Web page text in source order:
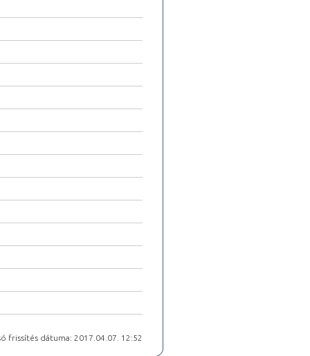
frissítés dátuma: 2017.04.07. 12:52